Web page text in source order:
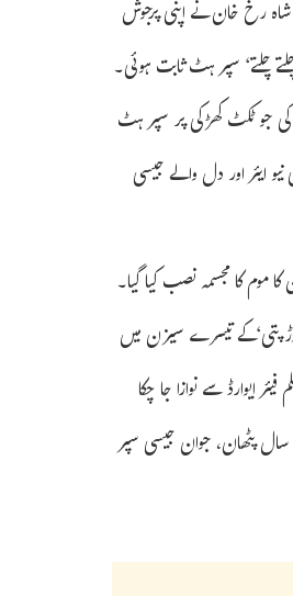
شاہ رخ خان نے اپنی پرجوش
چلتے‘ سپر ہٹ ثابت ہوئی۔
کی جو ٹکٹ کھڑکی پر سپر ہٹ
ایئر اور دل والے جیسی
موم کا مجسمہ نصب کیا گیا۔
پتی‘کے تیسرے سیزن میں
ایوارڈ سے نوازا جا چکا
پٹھان، جوان جیسی سپر